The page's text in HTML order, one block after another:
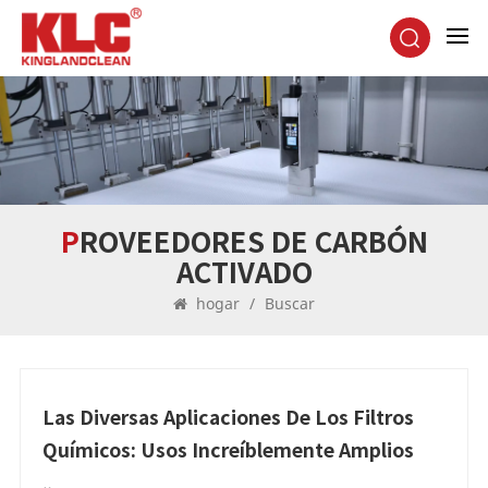
PROVEEDORES DE CARBÓN
ACTIVADO
hogar / Buscar
Las Diversas Aplicaciones De Los Filtros
Químicos: Usos Increíblemente Amplios